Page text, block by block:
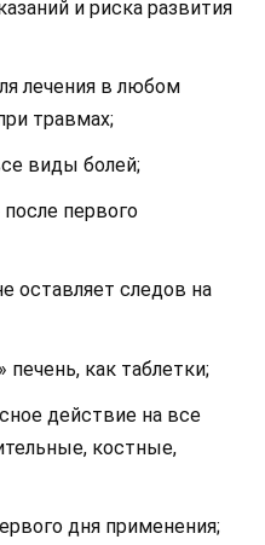
и риска развития
лечения в любом
травмах;
виды болей;
первого
оставляет следов на
как таблетки;
действие на все
костные,
дня применения;